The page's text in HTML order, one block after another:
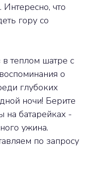
что
гору со
теплом шатре с
о
глубоких
ночи! Берите
на батарейках -
ужина.
по запросу